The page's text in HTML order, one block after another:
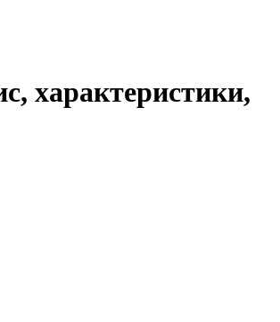
характеристики,